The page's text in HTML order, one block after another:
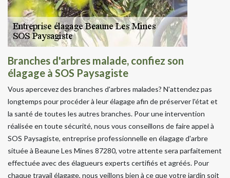
Branches d'arbres malade, confiez son
élagage à SOS Paysagiste
Vous apercevez des branches d'arbres malades? N'attendez pas
longtemps pour procéder à leur élagage afin de préserver l'état et
la santé de toutes les autres branches. Pour une intervention
réalisée en toute sécurité, nous vous conseillons de faire appel à
SOS Paysagiste, entreprise professionnelle en élagage d'arbre
située à Beaune Les Mines 87280, votre attente sera parfaitement
effectuée avec des élagueurs experts certifiés et agréés. Pour
chaque travail élagage, nous veillons bien à ce que votre jardin soit